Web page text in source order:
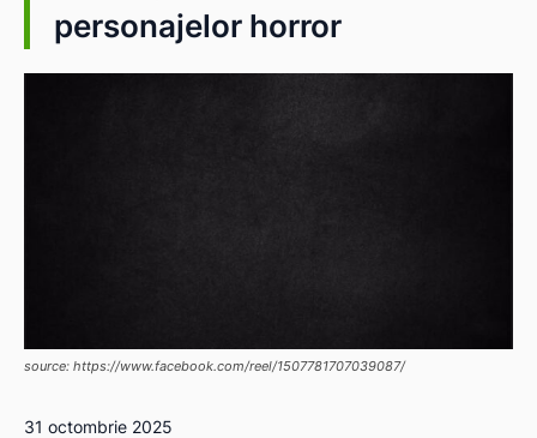
personajelor horror
source: https://www.facebook.com/reel/1507781707039087/
31 octombrie 2025